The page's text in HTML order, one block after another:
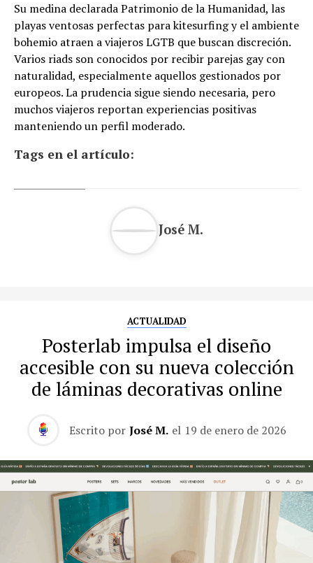
Su medina declarada Patrimonio de la Humanidad, las
playas ventosas perfectas para kitesurfing y el ambiente
bohemio atraen a viajeros LGTB que buscan discreción.
Varios riads son conocidos por recibir parejas gay con
naturalidad, especialmente aquellos gestionados por
europeos. La prudencia sigue siendo necesaria, pero
muchos viajeros reportan experiencias positivas
manteniendo un perfil moderado.
Tags en el artículo:
José M.
ACTUALIDAD
Posterlab impulsa el diseño
accesible con su nueva colección
de láminas decorativas online
Escrito por José M. el 19 de enero de 2026